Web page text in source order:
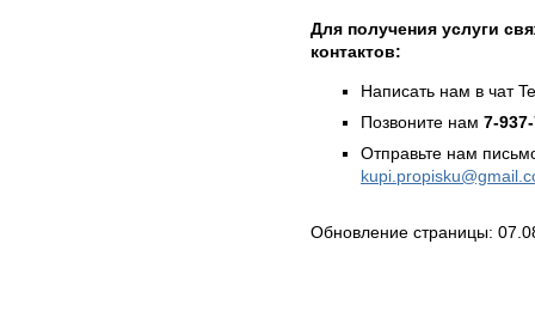
Для получения услуги
контактов:
Написать нам в чат
Позвоните нам 7-
Отправьте нам
Обновление страницы: